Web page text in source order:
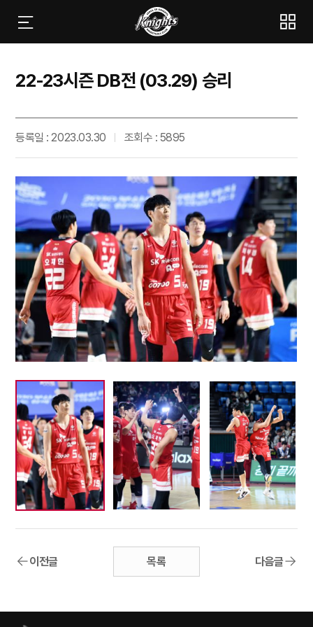
22-23시즌 DB전 (03.29) 승리
등록일 : 2023.03.30 조회수 : 5895
이전글 목록 다음글